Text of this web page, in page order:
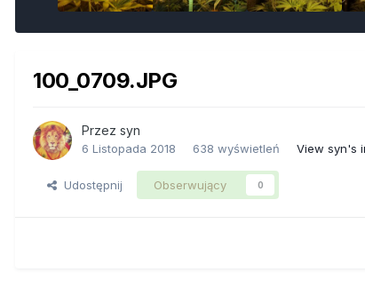
100_0709.JPG
Przez syn
6 Listopada 2018 638 wyświetleń View syn's
Udostępnij Obserwujący 0